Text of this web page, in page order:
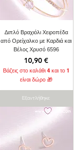
Διπλό Βραχιόλι Χειροπέδα
από Ορείχαλκο με Καρδιά και
Βέλος Χρυσό 6596
Τιμή
10,90 €
Βάζεις στο καλάθι 4 και το 1
είναι δώρο 🎁
Εξαντλήθηκε